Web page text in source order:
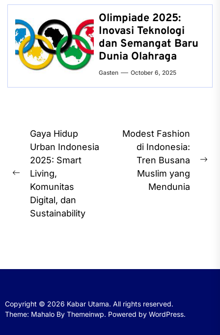
Olimpiade 2025:
Inovasi Teknologi
dan Semangat Baru
Dunia Olahraga
Gasten October 6, 2025
Post
navigation
Previous
post:
Gaya Hidup
Urban Indonesia
2025: Smart
Living,
Komunitas
Digital, dan
Sustainability
Modest Fashion
di Indonesia:
Tren Busana
Muslim yang
Mendunia
Copyright © 2026 Kabar Utama. All rights reserved.
Theme: Mahalo By Themeinwp. Powered by WordPress.